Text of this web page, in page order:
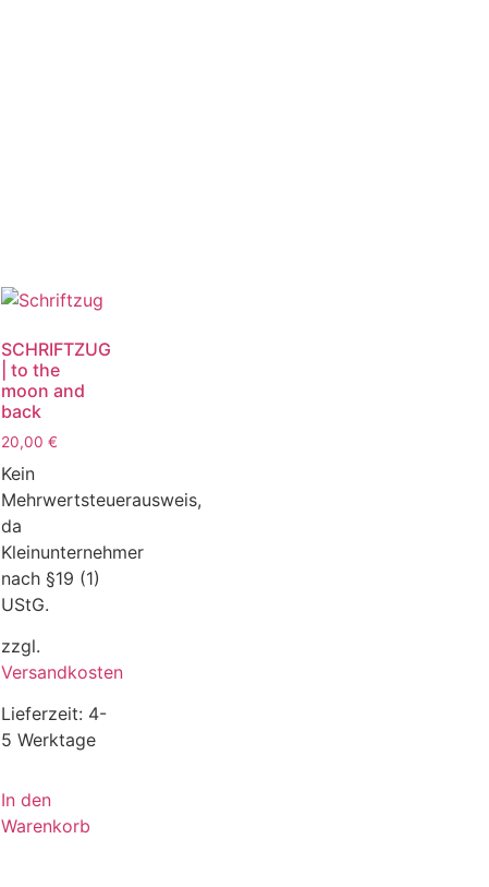
SCHRIFTZUG
| to the
moon and
back
20,00 €
Kein
Mehrwertsteuerausweis,
da
Kleinunternehmer
nach §19 (1)
UStG.
zzgl.
Versandkosten
Lieferzeit: 4-
5 Werktage
In den
Warenkorb